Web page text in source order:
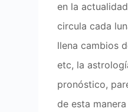
en la
circula cada
llena cambios
etc, la
pronóstico,
de esta